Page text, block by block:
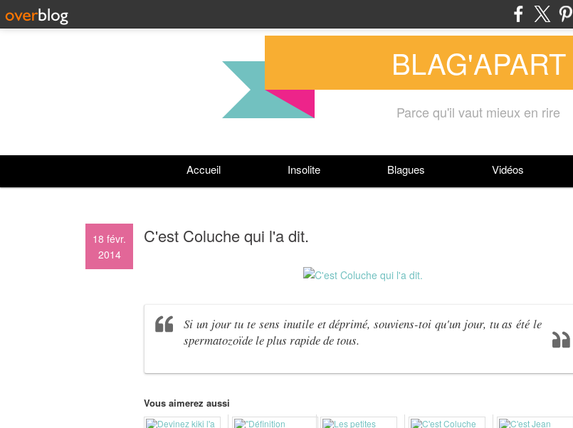
BLAG'APART
Parce qu'il vaut mieux en rire
Accueil Insolite Blagues Vidéos
C'est Coluche qui l'a dit.
18 févr.
2014
Si un jour tu te sens inutile et déprimé, souviens-toi qu'un jour, tu as été le
spermatozoïde le plus rapide de tous.
Vous aimerez aussi